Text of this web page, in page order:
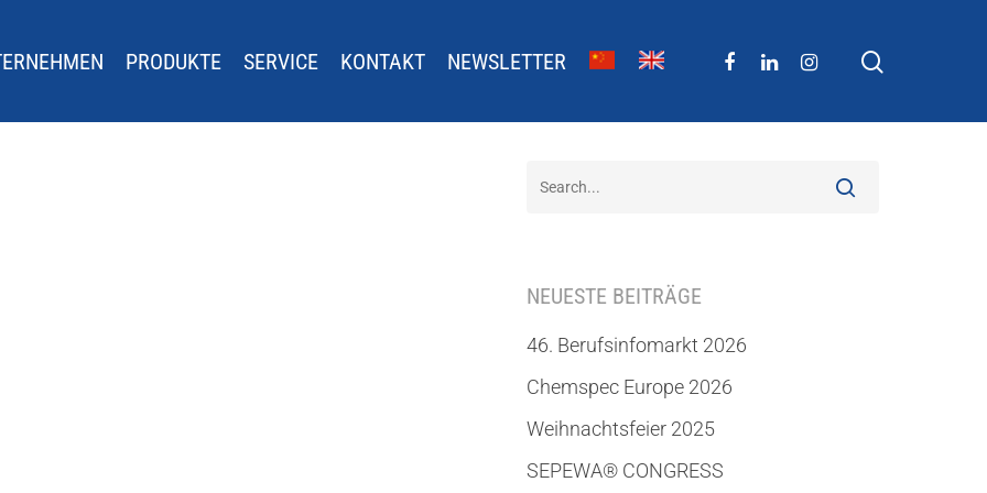
PRODUKTE SERVICE KONTAKT NEWSLETTER
NEUESTE BEITRÄGE
46. Berufsinfomarkt 2026
Chemspec Europe 2026
Weihnachtsfeier 2025
SEPEWA® CONGRESS